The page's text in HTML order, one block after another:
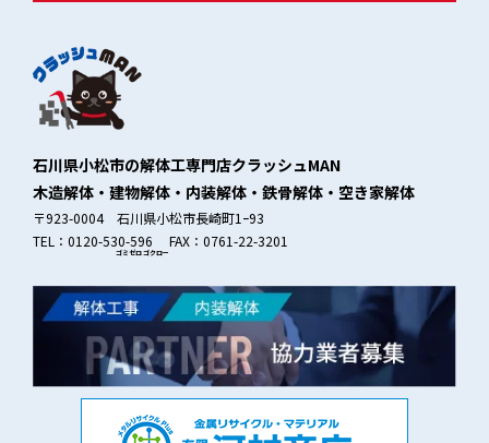
石川県小松市の解体工専門店クラッシュMAN
木造解体・建物解体・内装解体・鉄骨解体・空き家解体
〒923-0004 石川県小松市長崎町1ｰ93
TEL：0120-530-596 FAX：0761-22-3201
ゴミゼロゴクロー